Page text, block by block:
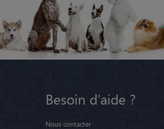
Besoin d'aide ?
Nous contacter